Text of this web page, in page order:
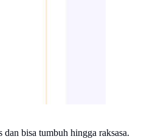
bisa tumbuh hingga raksasa.